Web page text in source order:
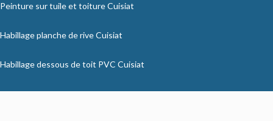
Peinture sur tuile et toiture Cuisiat
Habillage planche de rive Cuisiat
Habillage dessous de toit PVC Cuisiat